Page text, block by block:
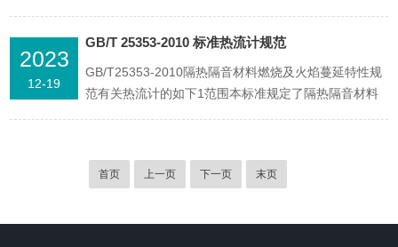
确、可靠、高效的密度测量解决方案。1.原理：数显液
体密度计基于阿基米德原理。它包含有浮力传感器和温
度传感器。当被测液体浸入浮力传感器时，液体对浮力
传感器上浮力...
2023
12-19
GB/T 25353-2010 标准热流计规范
GB/T25353-2010隔热隔音材料燃烧及火焰蔓延特性规
范有关热流计的如下1范围本标准规定了隔热隔音材料
焰蔓延特性。3.6热流计热流计应为25.4mm的圆柱形水
冷、总热流密度型、箔式Gardon热流计...
首页 上一页 下一页 末页